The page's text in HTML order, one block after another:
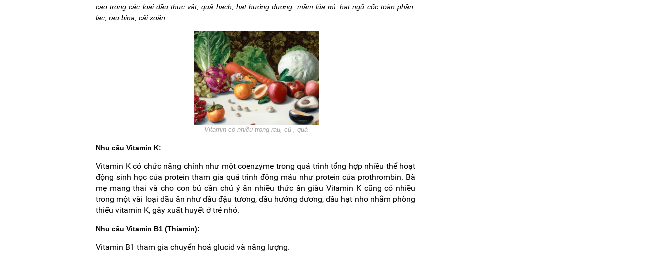
cao trong các loại dầu thực vật, quả hạch, hạt hướng dương, mầm lúa mì, hạt ngũ cốc toàn phần,
lạc, rau bina, cải xoăn.
Vitamin có nhiều trong rau, củ , quả
Nhu cầu Vitamin K:
Vitamin K có chức năng chính như một coenzyme trong quá trình tổng hợp nhiều thể hoạt
động sinh học của protein tham gia quá trình đông máu như protein của prothrombin. Bà
mẹ mang thai và cho con bú cần chú ý ăn nhiều thức ăn giàu Vitamin K cũng có nhiều
trong một vài loại dầu ăn như dầu đậu tương, dầu hướng dương, dầu hạt nho nhằm phòng
thiếu vitamin K, gây xuất huyết ở trẻ nhỏ.
Nhu cầu Vitamin B1 (Thiamin):
Vitamin B1 tham gia chuyển hoá glucid và năng lượng.